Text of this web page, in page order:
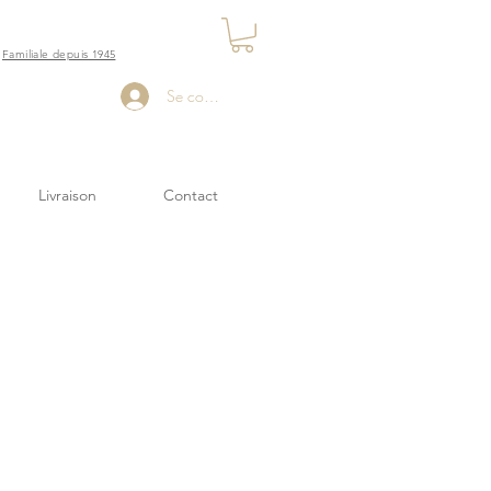
Familiale depuis 1945
Se connecter
Livraison Contact